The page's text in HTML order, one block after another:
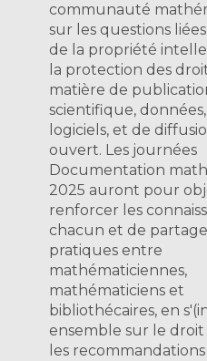
communauté
sur les questions
de la propriété
la protection des
matière de
scientifique,
logiciels, et de
ouvert. Les journées
Documentation
2025 auront pour
renforcer les
chacun et de
pratiques entre
mathématiciennes,
mathématiciens et
bibliothécaires, en
ensemble sur le droit
les